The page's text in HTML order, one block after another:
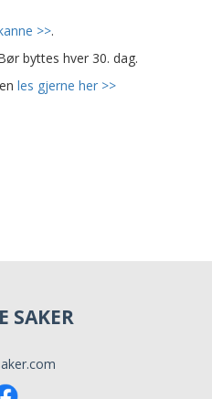
>>.
byttes hver 30. dag.
les gjerne her >>
SAKER